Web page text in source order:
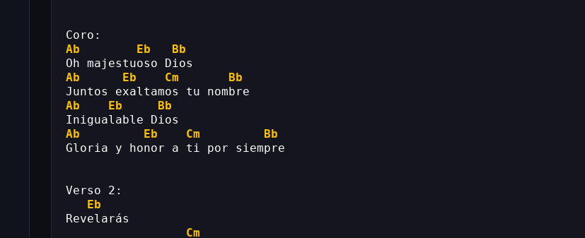
Coro:
Ab
Eb
Bb
Oh majestuoso Dios
Ab
Eb Cm
Bb
Juntos exaltamos tu nombre
Ab
Eb
Bb
Inigualable Dios
Ab
Eb Cm
Bb
Gloria y honor a ti por siempre
Verso 2:
Eb
Revelarás
Cm